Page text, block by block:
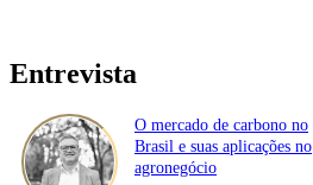
Entrevista
O mercado de carbono no
Brasil e suas aplicações no
agronegócio